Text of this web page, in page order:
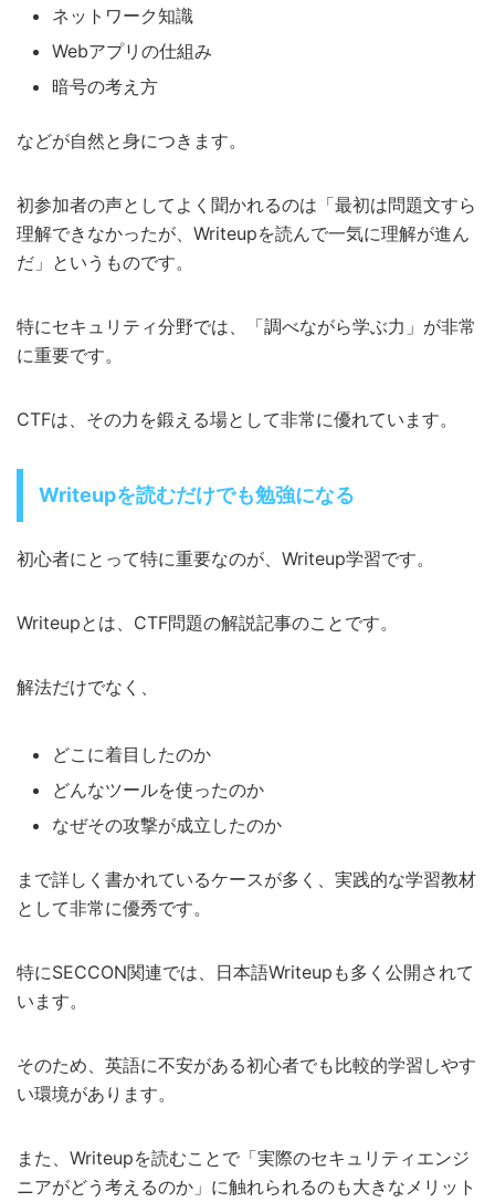
ネットワーク知識
Webアプリの仕組み
暗号の考え方
などが自然と身につきます。
初参加者の声としてよく聞かれるのは「最初は問題文すら
理解できなかったが、Writeupを読んで一気に理解が進ん
だ」というものです。
特にセキュリティ分野では、「調べながら学ぶ力」が非常
に重要です。
CTFは、その力を鍛える場として非常に優れています。
Writeupを読むだけでも勉強になる
初心者にとって特に重要なのが、Writeup学習です。
Writeupとは、CTF問題の解説記事のことです。
解法だけでなく、
どこに着目したのか
どんなツールを使ったのか
なぜその攻撃が成立したのか
まで詳しく書かれているケースが多く、実践的な学習教材
として非常に優秀です。
特にSECCON関連では、日本語Writeupも多く公開されて
います。
そのため、英語に不安がある初心者でも比較的学習しやす
い環境があります。
また、Writeupを読むことで「実際のセキュリティエンジ
ニアがどう考えるのか」に触れられるのも大きなメリット